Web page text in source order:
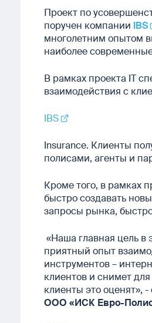
Проект по
поручен компании IBS
многолетним опытом
наиболее
В рамках проекта IT
взаимодействия с
IBS
Insurance. Клиенты
полисами, агенты и
Кроме того, в рамках
быстро создавать
запросы рынка,
«Наша главная цель в
приятный опыт
инструментов –
клиентов и снимет
клиенты это оценят», -
ООО «ИСК Евро-